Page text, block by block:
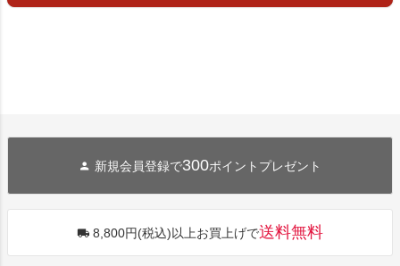
新規会員登録で300ポイントプレゼント
8,800円(税込)以上お買上げで送料無料